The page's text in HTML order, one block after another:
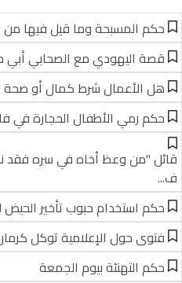
حكم المسبحة وما قيل فيها من
قصة اليهودي مع الصحابي أبي
هل الأعمال شرط كمال أو صحة
حكم رمي الأطفال الحجارة في
قائل "من وعظ أخاه في سره فقد
ف...
حكم استخدام حبوب تأخير الحيض
فتوى حول الإعلامية توكل
حكم التهنئة بيوم الجمعة